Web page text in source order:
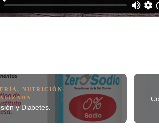
,NUTRICIÓN
y Diabetes.